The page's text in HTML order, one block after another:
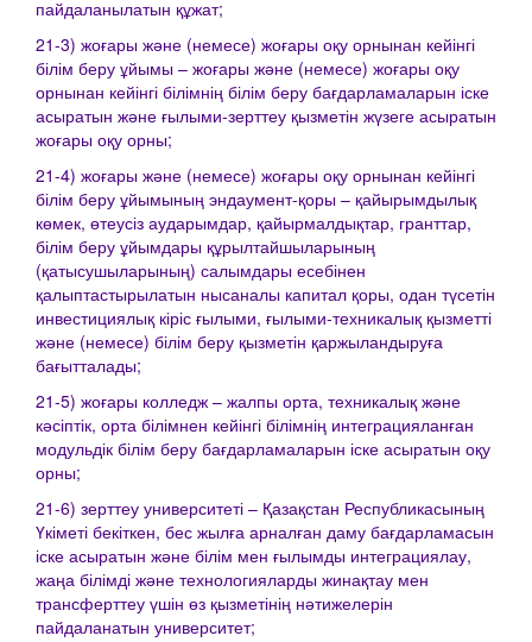
пайдаланылатын құжат;
21-3) жоғары және (немесе) жоғары оқу орнынан кейінгі
білім беру ұйымы – жоғары және (немесе) жоғары оқу
орнынан кейінгі білімнің білім беру бағдарламаларын іске
асыратын және ғылыми-зерттеу қызметін жүзеге асыратын
жоғары оқу орны;
21-4) жоғары және (немесе) жоғары оқу орнынан кейінгі
білім беру ұйымының эндаумент-қоры – қайырымдылық
көмек, өтеусіз аударымдар, қайырмалдықтар, гранттар,
білім беру ұйымдары құрылтайшыларының
(қатысушыларының) салымдары есебінен
қалыптастырылатын нысаналы капитал қоры, одан түсетін
инвестициялық кіріс ғылыми, ғылыми-техникалық қызметті
және (немесе) білім беру қызметін қаржыландыруға
бағытталады;
21-5) жоғары колледж – жалпы орта, техникалық және
кәсіптік, орта білімнен кейінгі білімнің интеграцияланған
модульдік білім беру бағдарламаларын іске асыратын оқу
орны;
21-6) зерттеу университеті – Қазақстан Республикасының
Үкіметі бекіткен, бес жылға арналған даму бағдарламасын
іске асыратын және білім мен ғылымды интеграциялау,
жаңа білімді және технологияларды жинақтау мен
трансферттеу үшін өз қызметінің нәтижелерін
пайдаланатын университет;